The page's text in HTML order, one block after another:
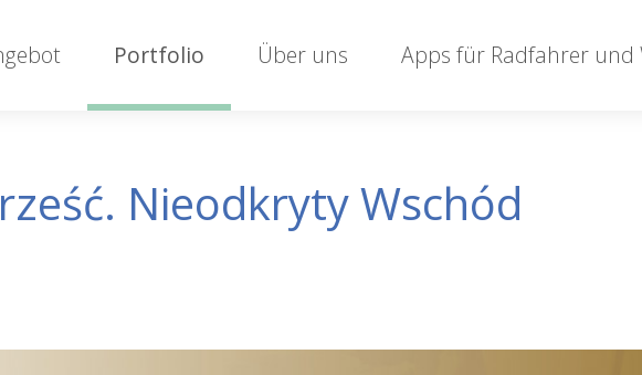
Portfolio Über uns Apps für Radfahrer und
Nieodkryty Wschód